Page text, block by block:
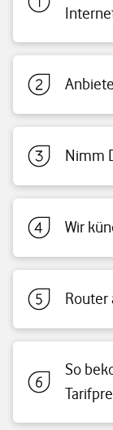
Nimm
Wir
Router
So